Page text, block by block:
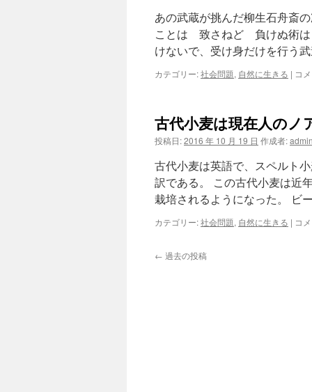
あの武蔵が挑んだ柳生石舟斎
ことは 致さねど 負けぬ術は
けないで、受け身だけを行う
カテゴリー:社会問題, 自然に生きる | 勝
は
致
さ
負
け
術
コ
古代小麦は現在人のノ
投稿日:2016 年 10 月 19 日 作成者:admin
古代小麦は英語で、スペルト
訳である。 この古代小麦は近
栽培されるようになった。 ビ
カテゴリー:社会問題, 自然に生きる | 古
コ
← 過去の投稿